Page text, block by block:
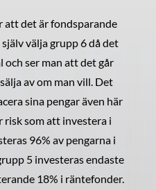
att det är fondsparande
välja grupp 6 då det
ser man att det går
av om man vill. Det
sina pengar även här
risk som att investera i
96% av pengarna i
5 investeras endaste
18% i räntefonder.